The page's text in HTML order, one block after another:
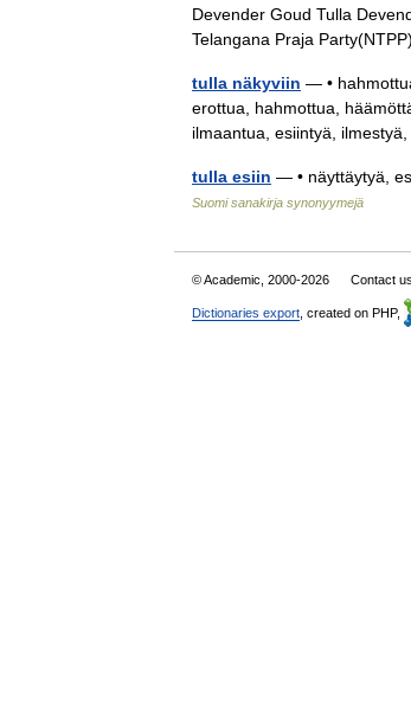
Devender Goud Tulla
Telangana Praja
tulla näkyviin — •
erottua, hahmottua,
ilmaantua, esiintyä,
tulla esiin — • näyttäytyä,
Suomi sanakirja synonyymejä
© Academic, 2000-2026 Contact
Dictionaries export , created on PHP,